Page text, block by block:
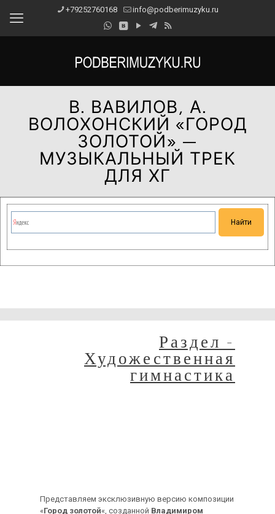
+79252760168 info@podberimuzyku.ru
В. ВАВИЛОВ, А.
ВОЛОХОНСКИЙ «ГОРОД
ЗОЛОТОЙ» —
МУЗЫКАЛЬНЫЙ ТРЕК
ДЛЯ ХГ
Раздел -
Художественная
гимнастика
Представляем эксклюзивную версию композиции
«Город золотой«, созданной Владимиром